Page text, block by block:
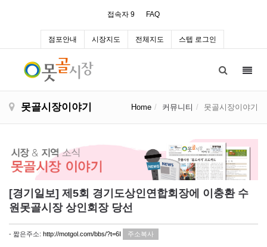
접속자 9 FAQ
점포안내 시장지도 전체지도 스텝 로그인
못골시장이야기 Home 커뮤니티 못골시장이야기
[경기일보] 제5회 경기도상인연합회장에 이충환 수
원못골시장 상인회장 당선
- 짧은주소: http://motgol.com/bbs/?t=6I 주소복사